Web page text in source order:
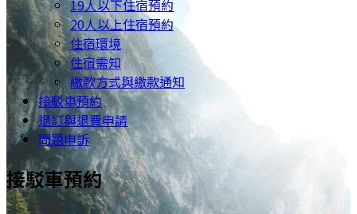
19人以下住宿預約
20人以上住宿預約
住宿環境
住宿需知
繳款方式與繳款通知
接駁車預約
退訂與退費申請
問題申訴
接駁車預約